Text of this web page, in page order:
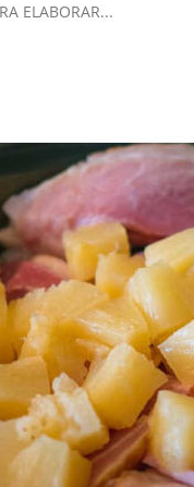
ELABORAR...